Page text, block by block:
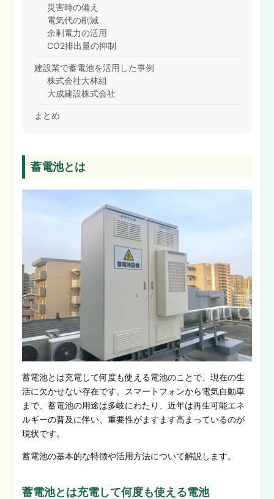
災害時の備え
電気代の削減
余剰電力の活用
CO2排出量の抑制
建設業で蓄電池を活用した事例
株式会社大林組
大成建設株式会社
まとめ
蓄電池とは
蓄電池とは充電して何度も使える電池のことで、現在の生
活に欠かせない存在です。スマートフォンから電気自動車
まで、蓄電池の用途は多岐にわたり、近年は再生可能エネ
ルギーの普及に伴い、重要性がますます高まっているのが
現状です。
蓄電池の基本的な特徴や活用方法について解説します。
蓄電池とは充電して何度も使える電池